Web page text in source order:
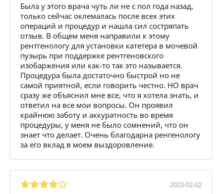
Была у этого врача чуть ли не с пол года назад,
только сейчас оклемалась после всех этих
операций и процедур и нашла сил состряпать
отзыв. В общем меня направили к этому
рентгенологу для установки катетера в мочевой
пузырь при поддержке рентгеновского
изобаржения или как-то так это называется.
Процедура была достаточно быстрой но не
самой приятной, если говорить честно. НО врач
сразу же объяснил мне все, что я хотела знать, и
ответил на все мои вопросы. Он проявил
крайнюю заботу и аккуратность во время
процедуры, у меня не было сомнений, что он
знает что делает. Очень благодарна ренгенологу
за его вклад в моем выздоровление.
2023-02-02